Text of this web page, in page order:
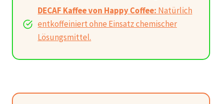
DECAF Kaffee von Happy Coffee: Natürlich
entkoffeiniert ohne Einsatz chemischer
Lösungsmittel.